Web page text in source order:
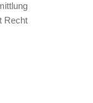
Recht